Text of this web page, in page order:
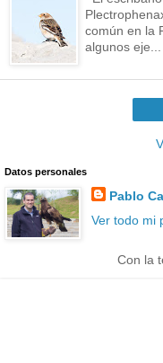
común en la
algunos eje...
Datos personales
Pablo
Ver todo mi
Con la